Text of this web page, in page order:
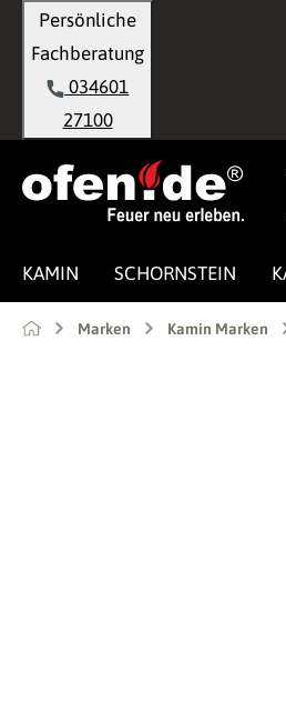
Zur Hauptnavigation
Persönliche
Fachberatung
034601
27100
KAMIN SCHORNSTEIN
Marken Kamin Marken